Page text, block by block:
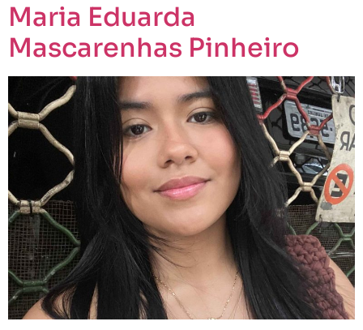
Maria Eduarda
Mascarenhas Pinheiro